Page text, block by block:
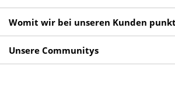
Womit wir bei unseren Kunden
Unsere Communitys